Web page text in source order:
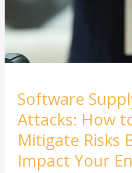
Software
Attacks: How
Mitigate Risks
Impact Your
Before
Impact